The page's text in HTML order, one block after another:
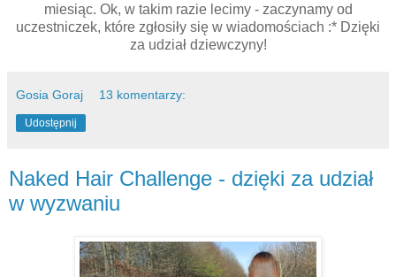
miesiąc. Ok, w takim razie lecimy - zaczynamy od
uczestniczek, które zgłosiły się w wiadomościach :* Dzięki
za udział dziewczyny!
Gosia Goraj 13 komentarzy:
Udostępnij
Naked Hair Challenge - dzięki za udział
w wyzwaniu